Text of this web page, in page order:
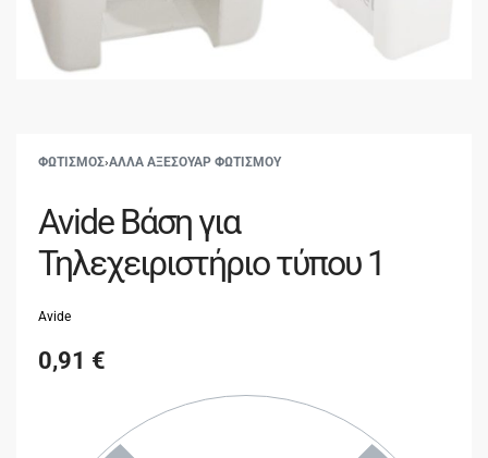
ΦΩΤΙΣΜΟΣ›ΑΛΛΑ ΑΞΕΣΟΥΑΡ ΦΩΤΙΣΜΟΥ
Avide Βάση για
Τηλεχειριστήριο τύπου 1
Avide
0,91 €